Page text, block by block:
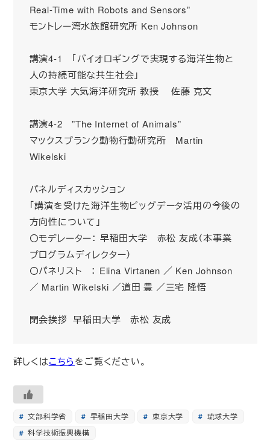
Real-Time with Robots and Sensors”
モントレー湾水族館研究所 Ken Johnson
講演4-1 「バイオロギングで実現する海洋生物と
人の持続可能な共生社会」
東京大学 大気海洋研究所 教授 佐藤 克文
講演4-2 ”The Internet of Animals”
マックスプランク動物行動研究所 Martin
Wikelski
パネルディスカッション
「講演を受けた海洋生物ビッグデータ活用の今後の
方向性について」
〇モデレーター： 早稲田大学 赤松 友成（本事業
プログラムディレクター）
〇パネリスト ： Elina Virtanen ／ Ken Johnson
／ Martin Wikelski ／道田 豊 ／三宅 隆悟
閉会挨拶 早稲田大学 赤松 友成
詳しくはこちらをご覧ください。
文部科学省 早稲田大学 東京大学
琉球大学
科学技術振興機構